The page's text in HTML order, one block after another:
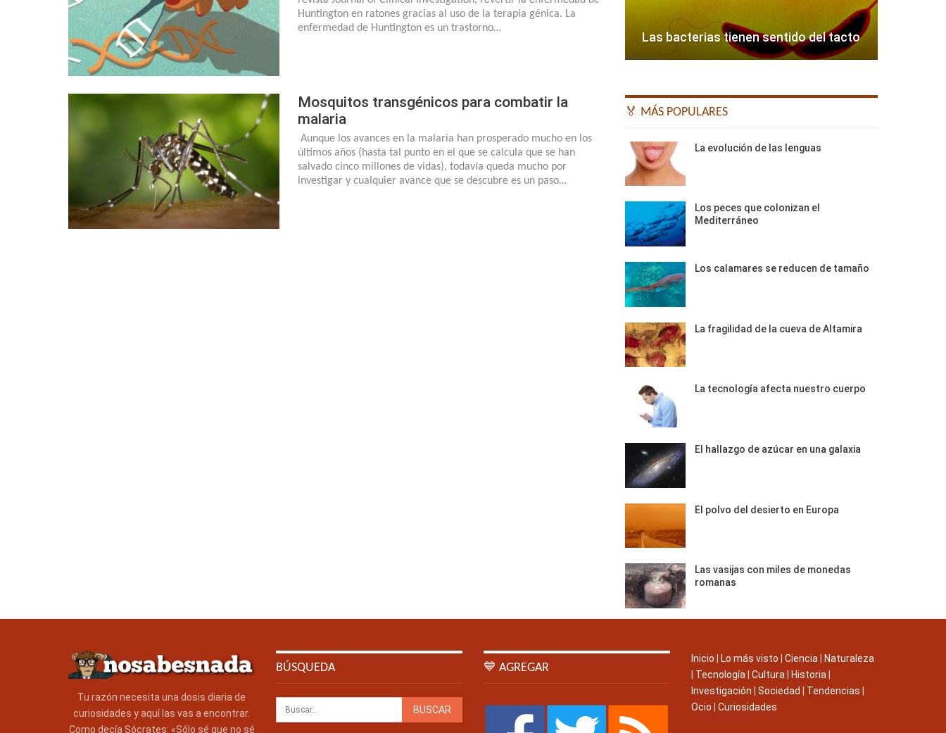
Huntington en ratones gracias al uso de la terapia génica. La
enfermedad de Huntington es un trastorno…
Mosquitos transgénicos para combatir la
malaria
Aunque los avances en la malaria han prosperado mucho en los
últimos años (hasta tal punto en el que se calcula que se han
salvado cinco millones de vidas), todavía queda mucho por
investigar y cualquier avance que se descubre es un paso…
Las bacterias tienen sentido del tacto
🏅 MÁS POPULARES
La evolución de las lenguas
Los peces que colonizan el
Mediterráneo
Los calamares se reducen de tamaño
La fragilidad de la cueva de Altamira
La tecnología afecta nuestro cuerpo
El hallazgo de azúcar en una galaxia
El polvo del desierto en Europa
Las vasijas con miles de monedas
romanas
Tu razón necesita una dosis diaria de
curiosidades y aquí las vas a encontrar.
Como decía Sócrates: «Sólo sé que no sé
BÚSQUEDA 💙 AGREGAR
Inicio Lo más visto Ciencia
Naturaleza
Tecnología Cultura Historia
Investigación
Sociedad Tendencias
Ocio
Curiosidades